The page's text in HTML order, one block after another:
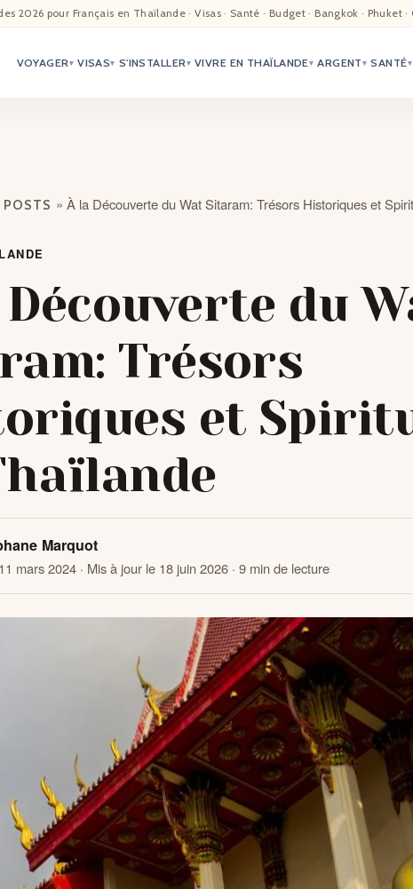
2026 pour Français en Thaïlande · Visas · Santé · Budget · Bangkok · Phuket
VOYAGER▾ VISAS▾ S'INSTALLER▾ VIVRE EN THAÏLANDE▾ ARGENT ▾ SANTÉ▾
ACTUALITÉ
POSTS » À la Découverte du Wat Sitaram: Trésors Historiques et
du
Trésors
et
Marquot
mars 2024 · Mis à jour le 18 juin 2026 · 9 min de lecture